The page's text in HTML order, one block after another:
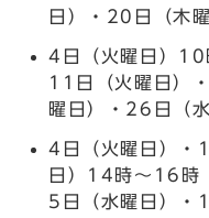
日）・20日（木
4日（火曜日）
11日（火曜日）
曜日）・26日（
4日（火曜日）・
日）14時～16時
5日（水曜日）